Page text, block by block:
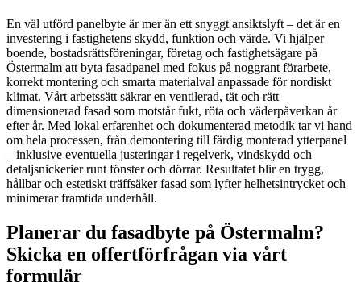
En väl utförd panelbyte är mer än ett snyggt ansiktslyft – det är en
investering i fastighetens skydd, funktion och värde. Vi hjälper
boende, bostadsrättsföreningar, företag och fastighetsägare på
Östermalm att byta fasadpanel med fokus på noggrant förarbete,
korrekt montering och smarta materialval anpassade för nordiskt
klimat. Vårt arbetssätt säkrar en ventilerad, tät och rätt
dimensionerad fasad som motstår fukt, röta och väderpåverkan år
efter år. Med lokal erfarenhet och dokumenterad metodik tar vi hand
om hela processen, från demontering till färdig monterad ytterpanel
– inklusive eventuella justeringar i regelverk, vindskydd och
detaljsnickerier runt fönster och dörrar. Resultatet blir en trygg,
hållbar och estetiskt träffsäker fasad som lyfter helhetsintrycket och
minimerar framtida underhåll.
Planerar du fasadbyte på Östermalm?
Skicka en offertförfrågan via vårt
formulär